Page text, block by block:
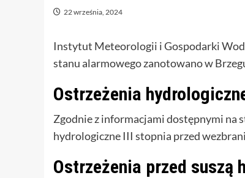
22 września, 2024
Instytut Meteorologii i Gospodarki
stanu alarmowego zanotowano w
Ostrzeżenia
Zgodnie z informacjami dostępnymi na
hydrologiczne III stopnia przed
Ostrzeżenia przed suszą